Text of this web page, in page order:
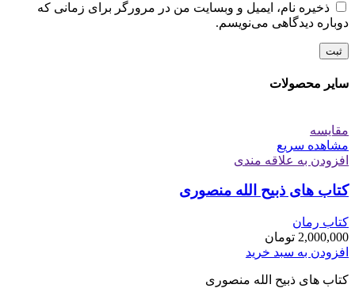
ذخیره نام، ایمیل و وبسایت من در مرورگر برای زمانی که
دوباره دیدگاهی می‌نویسم.
سایر محصولات
مقایسه
مشاهده سریع
افزودن به علاقه مندی
کتاب های ذبیح الله منصوری
کتاب رمان
2,000,000 تومان
افزودن به سبد خرید
کتاب های ذبیح الله منصوری